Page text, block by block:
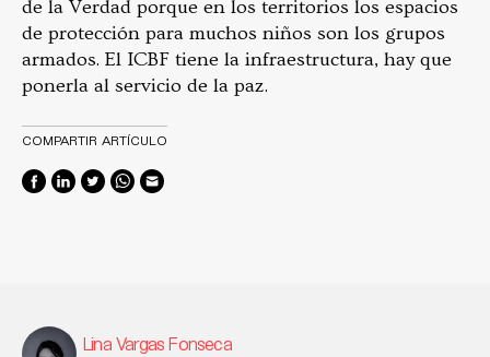
de la Verdad porque en los territorios los espacios
de protección para muchos niños son los grupos
armados. El ICBF tiene la infraestructura, hay que
ponerla al servicio de la paz.
COMPARTIR ARTÍCULO
Lina Vargas Fonseca